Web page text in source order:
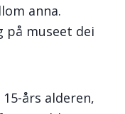
anna.
museet dei
års alderen,